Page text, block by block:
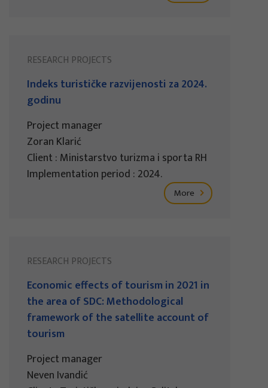
RESEARCH PROJECTS
Indeks turističke razvijenosti za 2024.
godinu
Project manager
Zoran Klarić
Client : Ministarstvo turizma i sporta RH
Implementation period : 2024.
More
RESEARCH PROJECTS
Economic effects of tourism in 2021 in
the area of SDC: Methodological
framework of the satellite account of
tourism
Project manager
Neven Ivandić